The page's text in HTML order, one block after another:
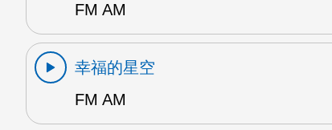
FM AM
幸福的星空
FM AM